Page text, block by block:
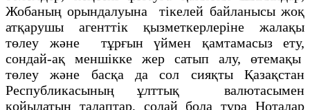
Жобаның орындалуына тiкелей байланысы жоқ
атқарушы агенттiк қызметкерлерiне жалақы
төлеу және тұрғын үймен қамтамасыз ету,
сондай-ақ меншiкке жер сатып алу, өтемақы
төлеу және басқа да сол сияқты Қазақстан
Республикасының ұлттық валютасымен
қойылатын талаптар, солай бола тұра Ноталар